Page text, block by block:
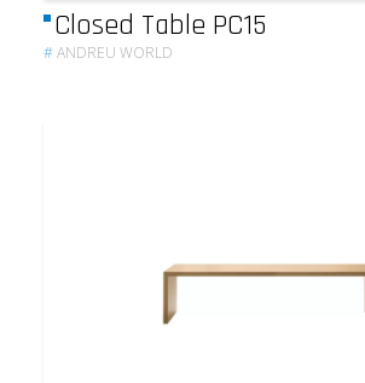
Closed Table PC15
#ANDREU WORLD